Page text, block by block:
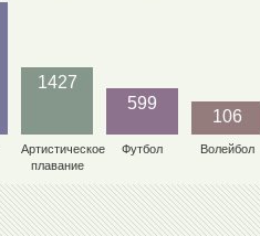
1427
Артистическое
плавание
599
Футбол
106
Волейбол